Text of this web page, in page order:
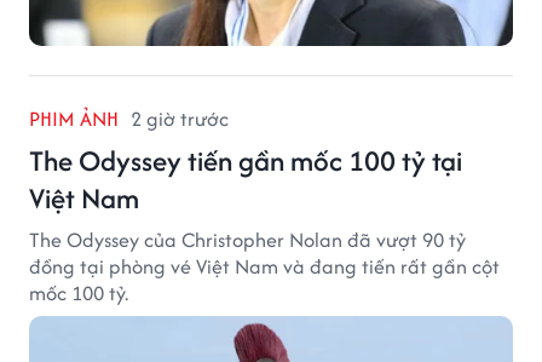
PHIM ẢNH 2 giờ trước
The Odyssey tiến gần mốc 100 tỷ tại
Việt Nam
The Odyssey của Christopher Nolan đã vượt 90 tỷ
đồng tại phòng vé Việt Nam và đang tiến rất gần cột
mốc 100 tỷ.